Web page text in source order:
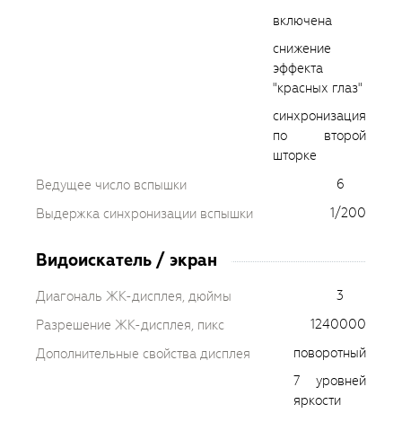
включена
снижение
эффекта
"красных глаз"
синхронизация
по второй
шторке
Ведущее число вспышки
6
Выдержка синхронизации вспышки
1/200
Видоискатель / экран
Диагональ ЖК-дисплея, дюймы
3
Разрешение ЖК-дисплея, пикс
1240000
Дополнительные свойства дисплея
поворотный
7 уровней
яркости